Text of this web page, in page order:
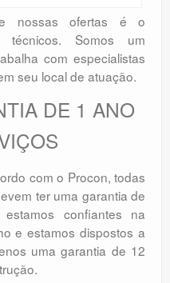
nossas ofertas é o
técnicos. Somos um
com especialistas
seu local de atuação.
DE 1 ANO
com o Procon, todas
ter uma garantia de
confiantes na
e estamos dispostos a
uma garantia de 12